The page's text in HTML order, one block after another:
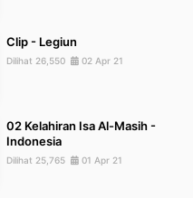
Clip - Legiun
Dilihat 26,550 02 Apr 21
02 Kelahiran Isa Al-Masih -
Indonesia
Dilihat 25,765 01 Apr 21